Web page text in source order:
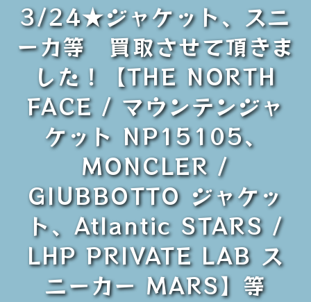
3/24★ジャケット、スニ
ーカ等 買取させて頂きま
した！【THE NORTH
FACE / マウンテンジャ
ケット NP15105、
MONCLER /
GIUBBOTTO ジャケッ
ト、Atlantic STARS /
LHP PRIVATE LAB ス
ニーカー MARS】等